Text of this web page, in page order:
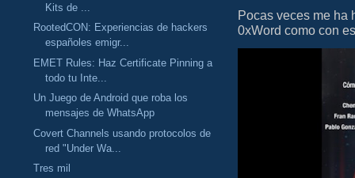
Kits de ...
RootedCON: Experiencias de hackers
españoles emigr...
EMET Rules: Haz Certificate Pinning a
todo tu Inte...
Un Juego de Android que roba los
mensajes de WhatsApp
Covert Channels usando protocolos de
red "Under Wa...
Tres mil
Pocas veces me ha
0xWord como con